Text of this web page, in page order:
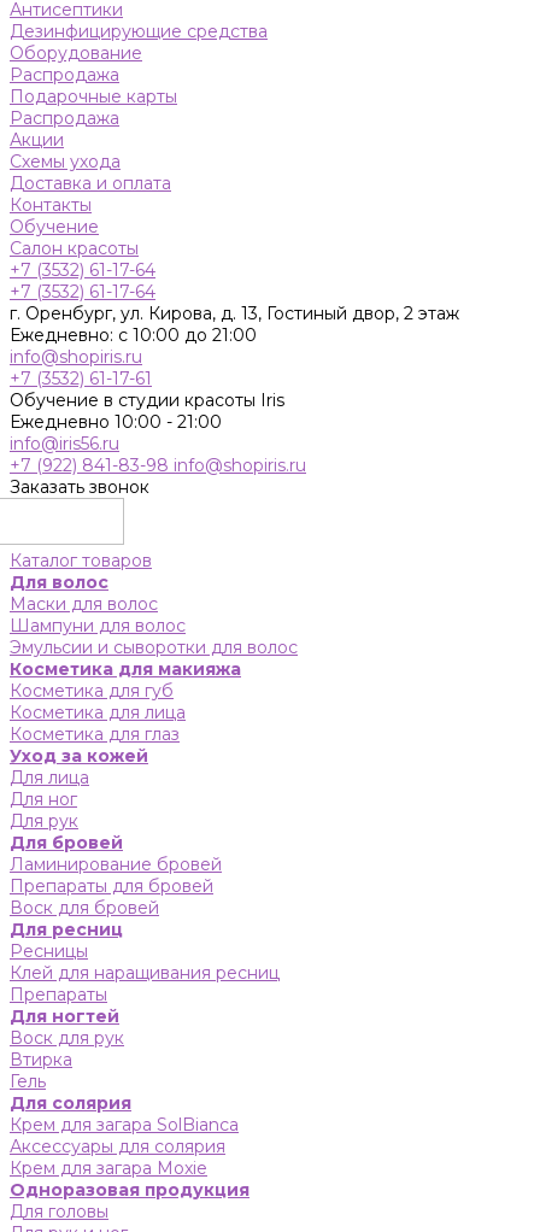
Антисептики
Дезинфицирующие средства
Оборудование
Распродажа
Подарочные карты
Распродажа
Акции
Схемы ухода
Доставка и оплата
Контакты
Обучение
Салон красоты
+7 (3532) 61-17-64
+7 (3532) 61-17-64
г. Оренбург, ул. Кирова, д. 13, Гостиный двор, 2 этаж
Ежедневно: с 10:00 до 21:00
info@shopiris.ru
+7 (3532) 61-17-61
Обучение в студии красоты Iris
Ежедневно 10:00 - 21:00
info@iris56.ru
+7 (922) 841-83-98 info@shopiris.ru
Заказать звонок
Каталог товаров
Для волос
Маски для волос
Шампуни для волос
Эмульсии и сыворотки для волос
Косметика для макияжа
Косметика для губ
Косметика для лица
Косметика для глаз
Уход за кожей
Для лица
Для ног
Для рук
Для бровей
Ламинирование бровей
Препараты для бровей
Воск для бровей
Для ресниц
Ресницы
Клей для наращивания ресниц
Препараты
Для ногтей
Воск для рук
Втирка
Гель
Для солярия
Крем для загара SolBianca
Аксессуары для солярия
Крем для загара Moxie
Одноразовая продукция
Для головы